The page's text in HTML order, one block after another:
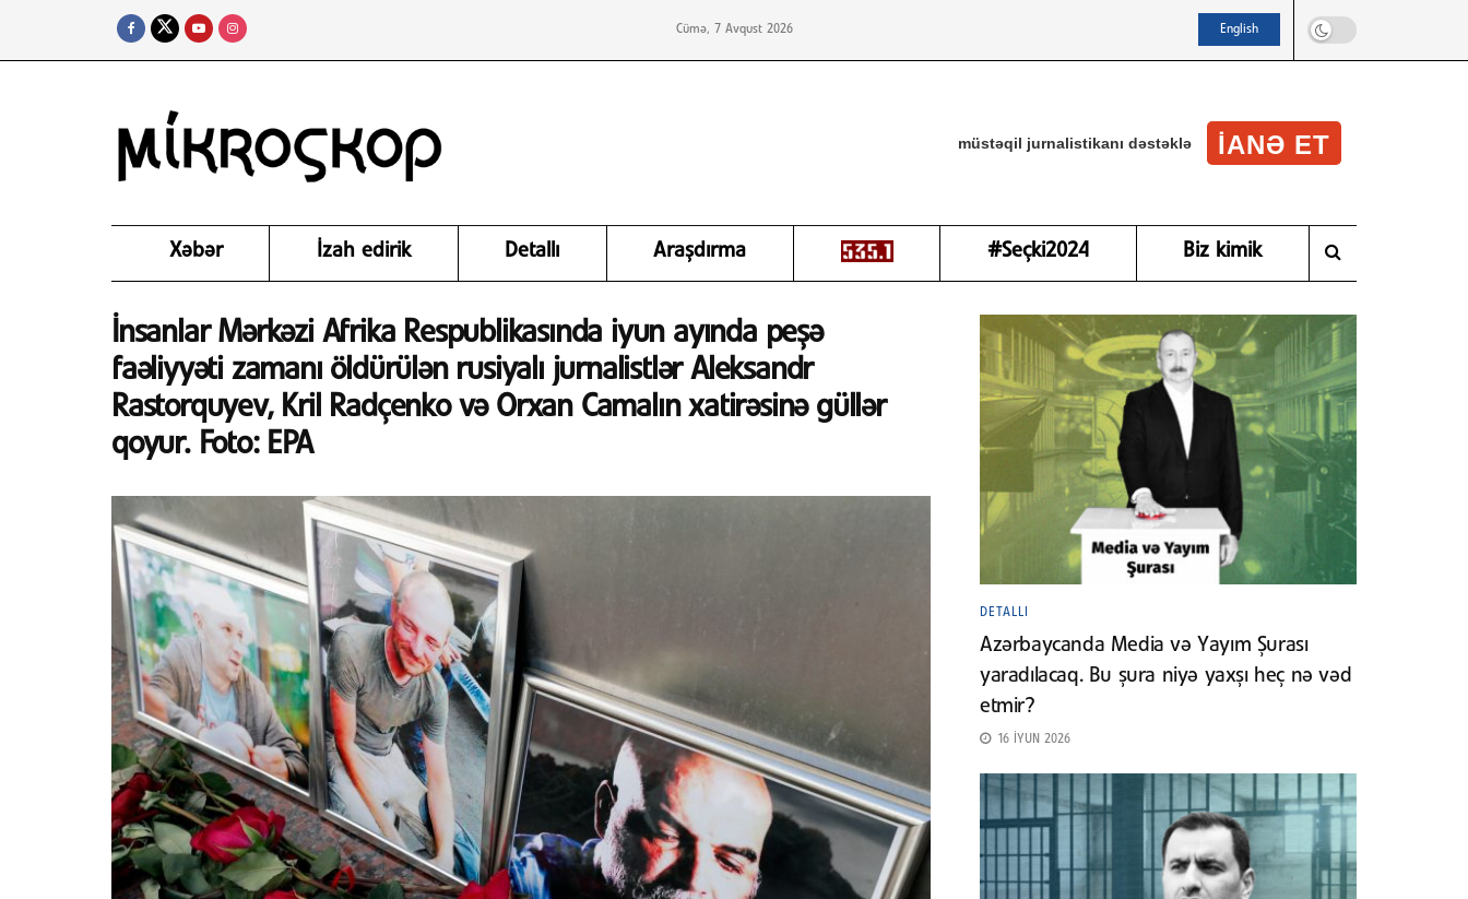
Cümə, 7 Avqust 2026 English
müstəqil jurnalistikanı dəstəklə IANƏ ET
Xəbər İzah edirik Detallı Araşdırma #Seçki2024 Biz kimik
İnsanlar Mərkəzi Afrika Respublikasında iyun ayında peşə
faəliyyəti zamanı öldürülən rusiyalı jurnalistlər Aleksandr
Rastorquyev, Kril Radçenko və Orxan Camalın xatirəsinə güllər
qoyur. Foto: EPA
DETALLI
Azərbaycanda Media və Yayım Şurası
yaradılacaq. Bu şura niyə yaxşı heç nə vəd
etmir?
16 İYUN 2026